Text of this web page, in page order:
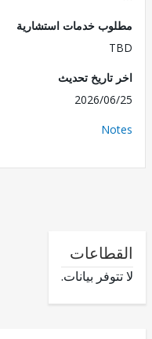
خدمات استشارية
تحديث
2026/
بيانات.